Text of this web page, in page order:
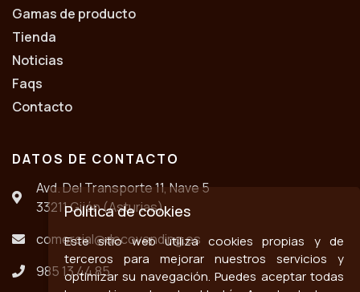
Gamas de producto
Tienda
Noticias
Faqs
Contacto
DATOS DE CONTACTO
Avd. Del Transporte 11, Nave 5
33211 Gijón (Asturias)
comercial@decovending.es
985 13 44 85
Política de cookies
Este sitio web utiliza cookies propias y de
terceros para mejorar nuestros servicios y
optimizar su navegación. Puedes aceptar todas